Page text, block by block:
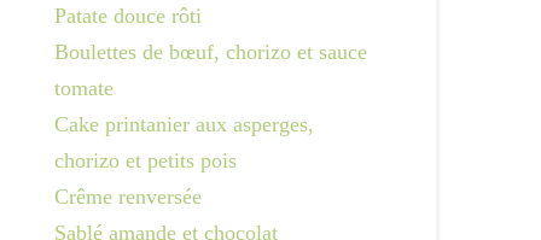
Patate douce rôti
Boulettes de bœuf, chorizo et sauce
tomate
Cake printanier aux asperges,
chorizo et petits pois
Crême renversée
Sablé amande et chocolat